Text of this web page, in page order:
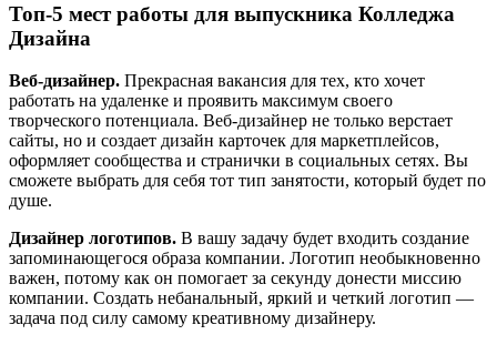
Топ-5 мест работы для выпускника Колледжа
Дизайна
Веб-дизайнер. Прекрасная вакансия для тех, кто хочет
работать на удаленке и проявить максимум своего
творческого потенциала. Веб-дизайнер не только верстает
сайты, но и создает дизайн карточек для маркетплейсов,
оформляет сообщества и странички в социальных сетях. Вы
сможете выбрать для себя тот тип занятости, который будет по
душе.
Дизайнер логотипов. В вашу задачу будет входить создание
запоминающегося образа компании. Логотип необыкновенно
важен, потому как он помогает за секунду донести миссию
компании. Создать небанальный, яркий и четкий логотип —
задача под силу самому креативному дизайнеру.